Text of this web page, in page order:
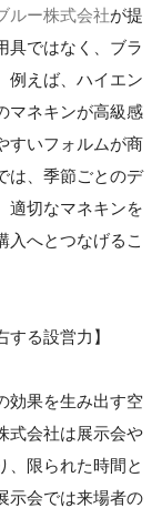
ルー株式会社が提
具ではなく、ブラ
例えば、ハイエン
マネキンが高級感
すいフォルムが商
は、季節ごとのデ
適切なマネキンを
入へとつなげるこ
する設営力】
効果を生み出す空
式会社は展示会や
、限られた時間と
示会では来場者の